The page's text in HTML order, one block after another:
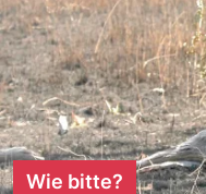
Wie bitte?